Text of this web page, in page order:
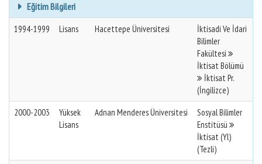
Eğitim Bilgileri
1994-1999 Lisans Hacettepe Üniversitesi
İktisadi Ve İdari
Bilimler
Fakültesi
İktisat Bölümü
İktisat Pr.
(İngilizce)
2000-2003
Yüksek
Lisans
Adnan Menderes Üniversitesi
Sosyal Bilimler
Enstitüsü
İktisat (Yl)
(Tezli)